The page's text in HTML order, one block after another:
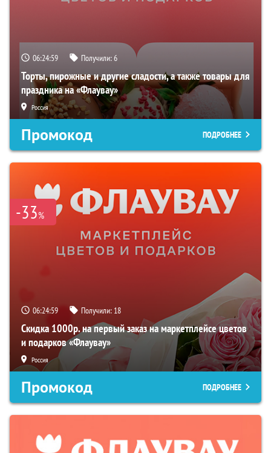
06:24:58 Получили:6
Торты, пирожные и другие сладости, а также товары для
праздника на «Флаувау»
Россия
Промокод ПОДРОБНЕЕ
-33%
06:24:58 Получили: 18
Скидка 1000р. на первый заказ на маркетплейсе цветов
и подарков «Флаувау»
Россия
Промокод ПОДРОБНЕЕ